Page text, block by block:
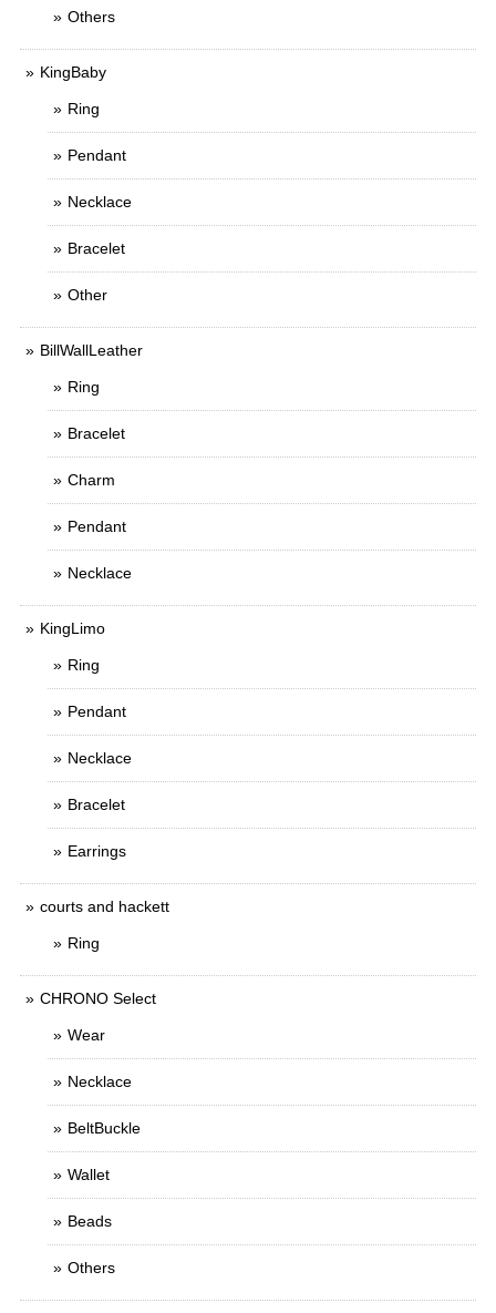
Others
KingBaby
Ring
Pendant
Necklace
Bracelet
Other
BillWallLeather
Ring
Bracelet
Charm
Pendant
Necklace
KingLimo
Ring
Pendant
Necklace
Bracelet
Earrings
courts and hackett
Ring
CHRONO Select
Wear
Necklace
BeltBuckle
Wallet
Beads
Others